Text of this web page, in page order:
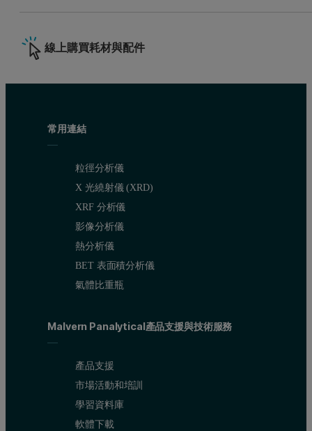
線上購買耗材與配件
常用連結
粒徑分析儀
X 光繞射儀 (XRD)
XRF 分析儀
影像分析儀
熱分析儀
BET 表面積分析儀
氣體比重瓶
Malvern Panalytical產品支援與技術服務
產品支援
市場活動和培訓
學習資料庫
軟體下載